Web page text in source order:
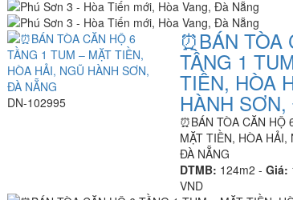
DN-102995
⏰️BÁN TÒA
TẦNG 1
TIỀN, HÒA
HÀNH
⏰️BÁN TÒA CĂN HỘ
MẶT TIỀN, HÒA HẢI,
ĐÀ NẴNG
DTMB: 124m2 - Giá:
VND